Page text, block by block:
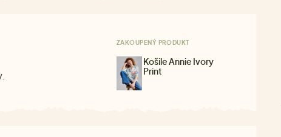
ZAKOUPENÝ PRODUKT
Košile Annie Ivory
Print